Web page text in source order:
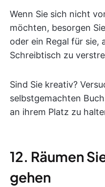
Wenn Sie sich nicht
möchten, besorgen
oder ein Regal für sie,
Schreibtisch zu
Sind Sie kreativ?
selbstgemachten
an ihrem Platz zu
12. Räumen
gehen